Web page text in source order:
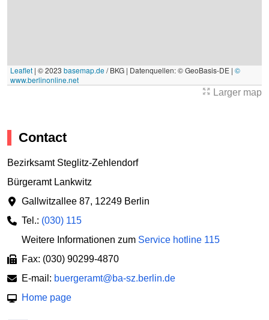
Leaflet | © 2023 basemap.de/ BKG | Datenquellen: © GeoBasis-DE | ©
www.berlinonline.net
Larger map
Contact
Bezirksamt Steglitz-Zehlendorf
Bürgeramt Lankwitz
Gallwitzallee 87, 12249 Berlin
Tel.: (030) 115
Weitere Informationen zum Service hotline 115
Fax: (030) 90299-4870
E-mail: buergeramt@ba-sz.berlin.de
Home page